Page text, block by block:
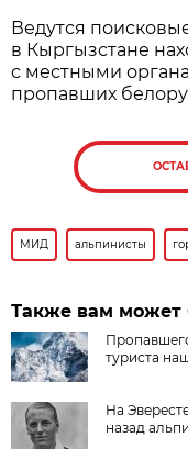
Ведутся
в Кыргызстане
с местными
пропавших
МИД альпинисты
Также вам может
туриста
На
назад